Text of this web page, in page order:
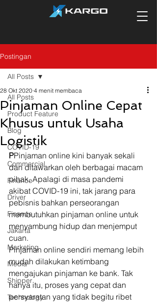
Postingan
All Posts
Product Feature
Blog
COVID-19
Commercial
Finance
Driver
Finance
Jakarta
Marketing
Media
Shipper
Technology
All Posts
Pinjaman Online Cepat
Khusus untuk Usaha
Logistik
28 Okt 2020 4 menit membaca
PPinjaman online kini banyak sekali
dan ditawarkan oleh berbagai macam
pihak. Apalagi di masa pandemi
akibat COVID-19 ini, tak jarang para
pebisnis bahkan perseorangan
membutuhkan pinjaman online untuk
menyambung hidup dan menjemput
cuan.
Pinjaman online sendiri memang lebih
mudah dilakukan ketimbang
mengajukan pinjaman ke bank. Tak
hanya itu, proses yang cepat dan
persyaratan yang tidak begitu ribet